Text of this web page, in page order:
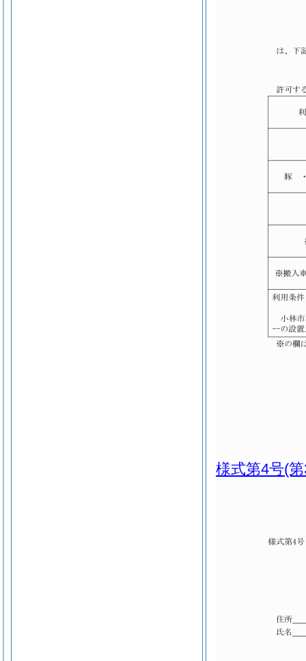
様式第4号(